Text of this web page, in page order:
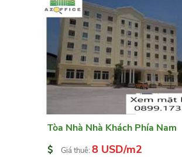
Tòa Nhà Nhà Khách Phía Nam
Giá thuê: 8 USD/m2